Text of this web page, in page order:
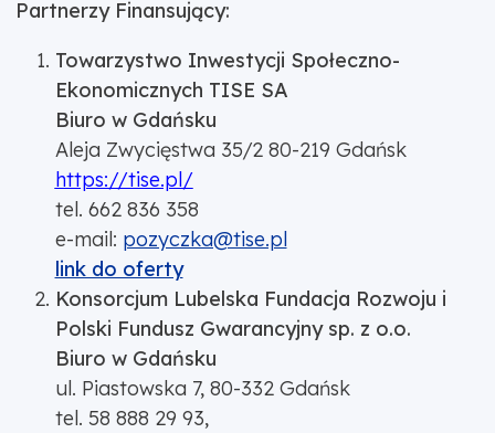
Partnerzy Finansujący:
Towarzystwo Inwestycji Społeczno-
Ekonomicznych TISE SA
Biuro w Gdańsku
Aleja Zwycięstwa 35/2 80-219 Gdańsk
https://tise.pl/
tel. 662 836 358
e-mail: pozyczka@tise.pl
link do oferty
Konsorcjum Lubelska Fundacja Rozwoju i
Polski Fundusz Gwarancyjny sp. z o.o.
Biuro w Gdańsku
ul. Piastowska 7, 80-332 Gdańsk
tel. 58 888 29 93,